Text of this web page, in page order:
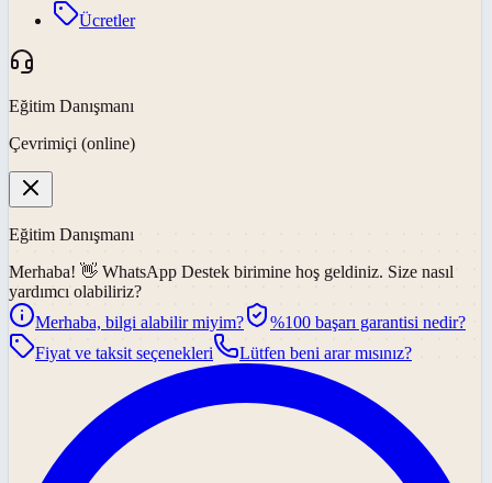
Ücretler
Eğitim Danışmanı
Çevrimiçi (online)
Eğitim Danışmanı
Merhaba! 👋 WhatsApp Destek birimine hoş geldiniz. Size nasıl
yardımcı olabiliriz?
Merhaba, bilgi alabilir miyim?
%100 başarı garantisi nedir?
Fiyat ve taksit seçenekleri
Lütfen beni arar mısınız?